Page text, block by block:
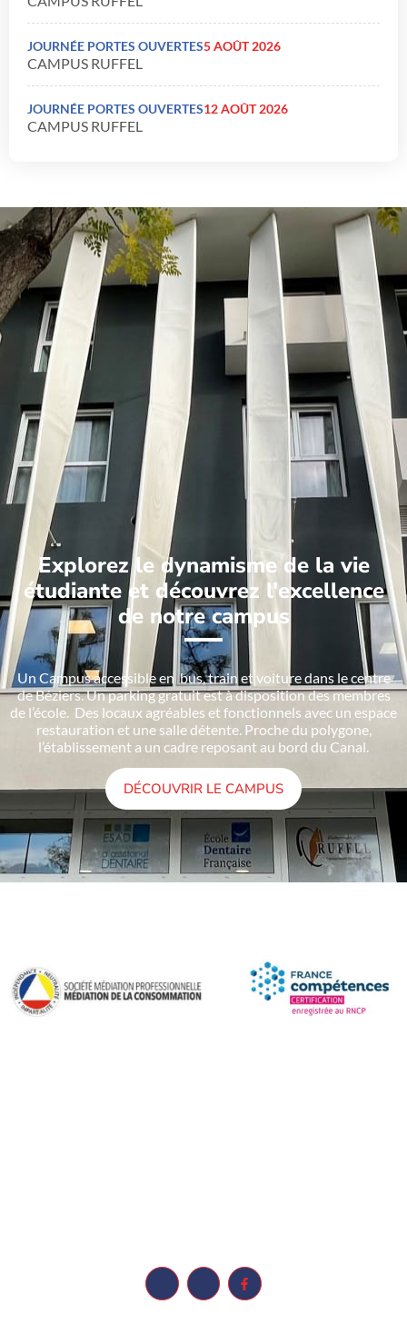
JOURNÉE PORTES OUVERTES5 AOÛT 2026
CAMPUS RUFFEL
JOURNÉE PORTES OUVERTES12 AOÛT 2026
CAMPUS RUFFEL
Explorez le dynamisme de la vie
étudiante et découvrez l'excellence
de notre campus
Un Campus accessible en bus, train et voiture dans le centre
de Béziers. Un parking gratuit est à disposition des membres
de l’école. Des locaux agréables et fonctionnels avec un espace
restauration et une salle détente. Proche du polygone,
l’établissement a un cadre reposant au bord du Canal.
DÉCOUVRIR LE CAMPUS